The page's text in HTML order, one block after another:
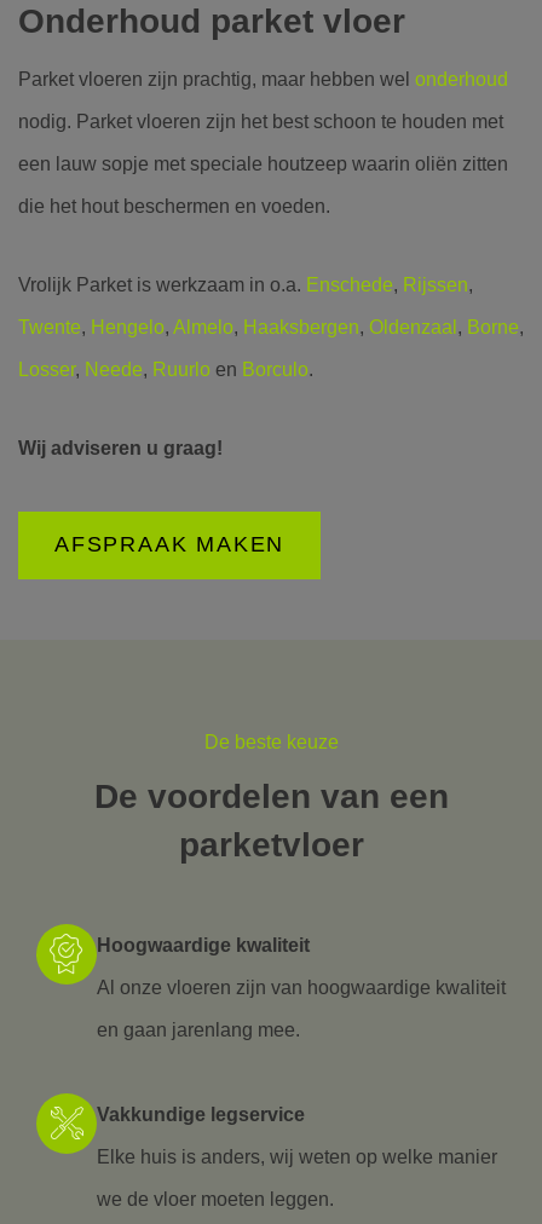
Onderhoud parket vloer
Parket vloeren zijn prachtig, maar hebben wel onderhoud
nodig. Parket vloeren zijn het best schoon te houden met
een lauw sopje met speciale houtzeep waarin oliën zitten
die het hout beschermen en voeden.
Vrolijk Parket is werkzaam in o.a. Enschede, Rijssen,
Twente, Hengelo, Almelo, Haaksbergen, Oldenzaal , Borne,
Losser, Neede, Ruurlo en Borculo.
Wij adviseren u graag!
AFSPRAAK MAKEN
De beste keuze
De voordelen van een
parketvloer
Hoogwaardige kwaliteit
Al onze vloeren zijn van hoogwaardige kwaliteit
en gaan jarenlang mee.
Vakkundige legservice
Elke huis is anders, wij weten op welke manier
we de vloer moeten leggen.